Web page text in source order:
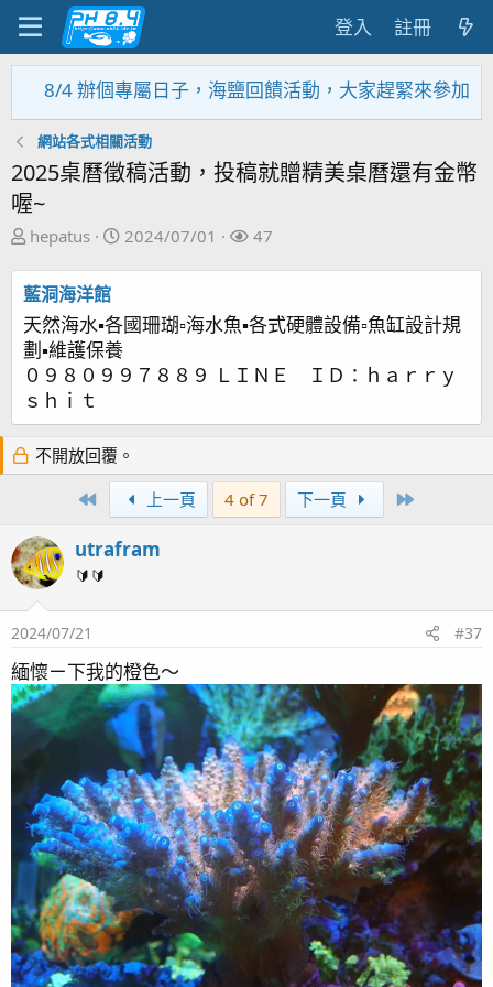
登入 註冊
辦個專屬日子，海鹽回饋活動，大家趕緊來參加~~~~~
網站各式相關活動
2025桌曆徵稿活動，投稿就贈精美桌曆還有金幣
喔~
主
發
起
人
hepatus
開
2024/07/01
關
47
藍洞海洋館
天然海水▪各國珊瑚▫海水魚▪各式硬體設備▫魚缸設計規
劃▪維護保養
０９８０９９７８８９ ＬＩＮＥ ＩＤ：ｈａｒｒｙ
ｓｈｉｔ
不開放回覆。
First
上一頁 4 of 7 下一頁
utrafram
🔰🔰
2024/07/21 #37
緬懷ㄧ下我的橙色～